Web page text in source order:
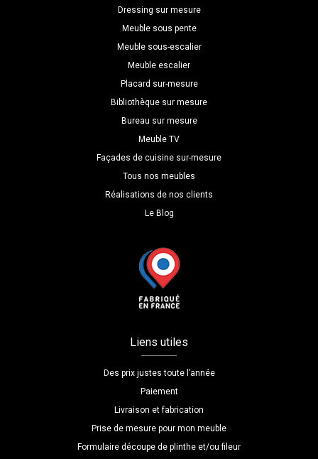
Dressing sur mesure
Meuble sous pente
Meuble sous-escalier
Meuble escalier
Placard sur-mesure
Bibliothèque sur mesure
Bureau sur mesure
Meuble TV
Façades de cuisine sur-mesure
Tous nos meubles
Réalisations de nos clients
Le Blog
Liens utiles
Des prix justes toute l’année
Paiement
Livraison et fabrication
Prise de mesure pour mon meuble
Formulaire découpe de plinthe et/ou fileur